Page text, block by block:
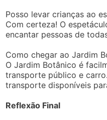
Posso levar crianças ao
Com certeza! O
encantar pessoas de
Como chegar ao Jardim
O Jardim Botânico é
transporte público e
transporte disponíveis
Reflexão Final